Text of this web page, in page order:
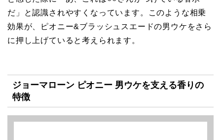
だ」と認識されやすくなっています。このような相乗
効果が、ピオニー&ブラッシュスエードの男ウケをさら
に押し上げていると考えられます。
ジョーマローン ピオニー 男ウケを支える香りの
特徴